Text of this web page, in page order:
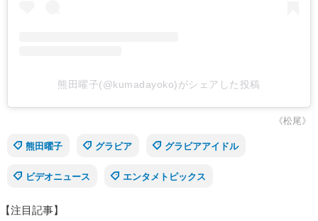
熊田曜子(@kumadayoko)がシェアした投稿
《松尾》
熊田曜子
グラビア グラビアアイドル
ビデオニュース エンタメトピックス
【注目記事】